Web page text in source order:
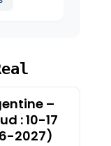
–
: 10-17
2027)